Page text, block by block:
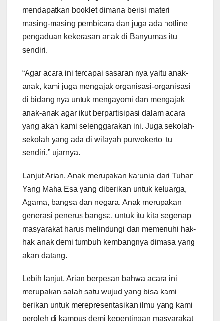
mendapatkan booklet dimana berisi materi
masing-masing pembicara dan juga ada hotline
pengaduan kekerasan anak di Banyumas itu
sendiri.
“Agar acara ini tercapai sasaran nya yaitu anak-
anak, kami juga mengajak organisasi-organisasi
di bidang nya untuk mengayomi dan mengajak
anak-anak agar ikut berpartisipasi dalam acara
yang akan kami selenggarakan ini. Juga sekolah-
sekolah yang ada di wilayah purwokerto itu
sendiri,” ujarnya.
Lanjut Arian, Anak merupakan karunia dari Tuhan
Yang Maha Esa yang diberikan untuk keluarga,
Agama, bangsa dan negara. Anak merupakan
generasi penerus bangsa, untuk itu kita segenap
masyarakat harus melindungi dan memenuhi hak-
hak anak demi tumbuh kembangnya dimasa yang
akan datang.
Lebih lanjut, Arian berpesan bahwa acara ini
merupakan salah satu wujud yang bisa kami
berikan untuk merepresentasikan ilmu yang kami
peroleh di kampus demi kepentingan masyarakat